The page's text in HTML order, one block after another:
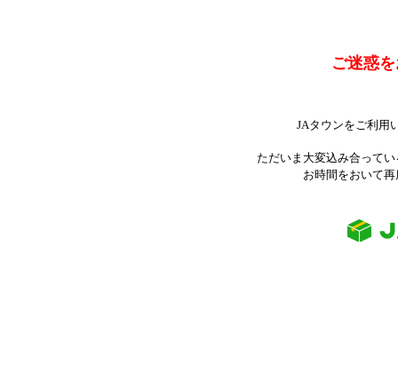
ご迷惑
JAタウンをご利用
ただいま大変込み合って
お時間をおいて